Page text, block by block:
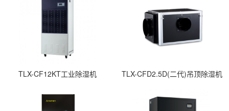
TLX-CF12KT工业除湿机 TLX-CFD2.5D(二代)吊顶除湿机